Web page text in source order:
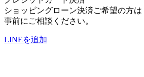
ショッピングローン決済ご希望の方は
事前にご相談ください。
LINEを追加